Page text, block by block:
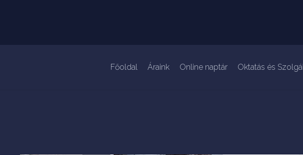
Főoldal Áraink Online naptár Oktatás és